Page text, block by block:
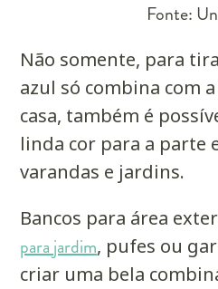
Fonte:
Não somente, para
azul só combina com
casa, também é
linda cor para a parte
varandas e jardins.
Bancos para área
para jardim, pufes ou
criar uma bela